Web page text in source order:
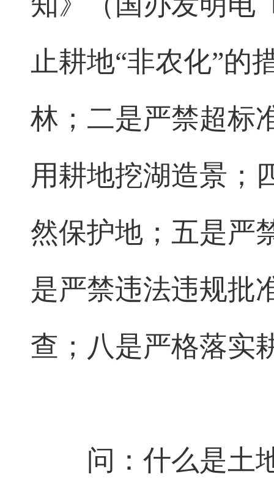
止耕地“非农化”的
林；二是严禁超标
用耕地挖湖造景；
然保护地；五是严
是严禁违法违规批
查；八是严格落实
问：什么是土